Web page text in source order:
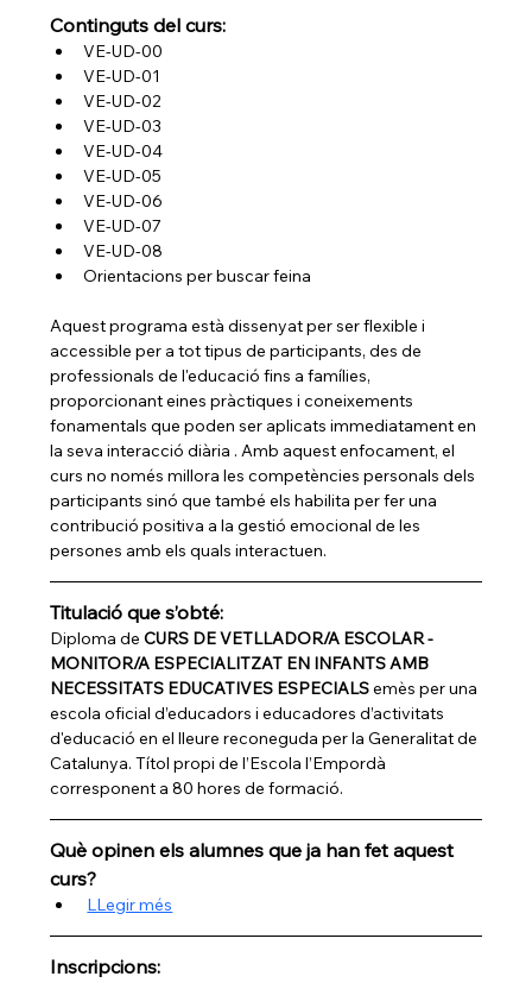
Continguts del curs:
VE-UD-00
VE-UD-01
VE-UD-02
VE-UD-03
VE-UD-04
VE-UD-05
VE-UD-06
VE-UD-07
VE-UD-08
Orientacions per buscar feina
Aquest programa està dissenyat per ser flexible i
accessible per a tot tipus de participants, des de
professionals de l'educació fins a famílies,
proporcionant eines pràctiques i coneixements
fonamentals que poden ser aplicats immediatament en
la seva interacció diària . Amb aquest enfocament, el
curs no només millora les competències personals dels
participants sinó que també els habilita per fer una
contribució positiva a la gestió emocional de les
persones amb els quals interactuen.
Titulació que s’obté:
Diploma de CURS DE VETLLADOR/A ESCOLAR -
MONITOR/A ESPECIALITZAT EN INFANTS AMB
NECESSITATS EDUCATIVES ESPECIALS emès per una
escola oficial d’educadors i educadores d’activitats
d'educació en el lleure reconeguda per la Generalitat de
Catalunya. Títol propi de l’Escola l’Empordà
corresponent a 80 hores de formació.
Què opinen els alumnes que ja han fet aquest
curs?
LLegir més
Inscripcions: